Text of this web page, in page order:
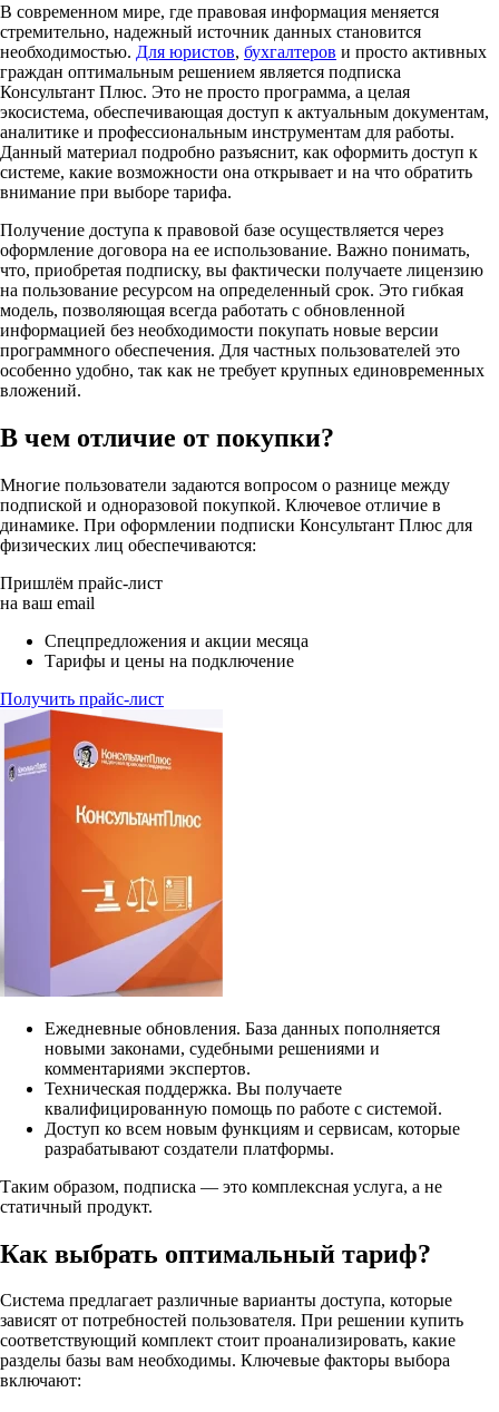
В современном мире, где правовая информация меняется
стремительно, надежный источник данных становится
необходимостью. Для юристов, бухгалтеров и просто активных
граждан оптимальным решением является подписка
Консультант Плюс. Это не просто программа, а целая
экосистема, обеспечивающая доступ к актуальным документам,
аналитике и профессиональным инструментам для работы.
Данный материал подробно разъяснит, как оформить доступ к
системе, какие возможности она открывает и на что обратить
внимание при выборе тарифа.
Получение доступа к правовой базе осуществляется через
оформление договора на ее использование. Важно понимать,
что, приобретая подписку, вы фактически получаете лицензию
на пользование ресурсом на определенный срок. Это гибкая
модель, позволяющая всегда работать с обновленной
информацией без необходимости покупать новые версии
программного обеспечения. Для частных пользователей это
особенно удобно, так как не требует крупных единовременных
вложений.
В чем отличие от покупки?
Многие пользователи задаются вопросом о разнице между
подпиской и одноразовой покупкой. Ключевое отличие в
динамике. При оформлении подписки Консультант Плюс для
физических лиц обеспечиваются:
Пришлём прайс-лист
на ваш email
Спецпредложения и акции месяца
Тарифы и цены на подключение
Получить прайс-лист
Ежедневные обновления. База данных пополняется
новыми законами, судебными решениями и
комментариями экспертов.
Техническая поддержка. Вы получаете
квалифицированную помощь по работе с системой.
Доступ ко всем новым функциям и сервисам, которые
разрабатывают создатели платформы.
Таким образом, подписка — это комплексная услуга, а не
статичный продукт.
Как выбрать оптимальный тариф?
Система предлагает различные варианты доступа, которые
зависят от потребностей пользователя. При решении купить
соответствующий комплект стоит проанализировать, какие
разделы базы вам необходимы. Ключевые факторы выбора
включают: